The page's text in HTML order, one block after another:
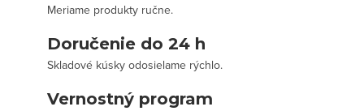
Meriame produkty ručne.
Doručenie do 24 h
Skladové kúsky odosielame rýchlo.
Vernostný program